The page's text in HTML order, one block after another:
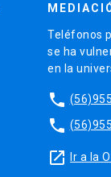
Teléfonos
se ha
en la
phone
phone
launch Ir a la